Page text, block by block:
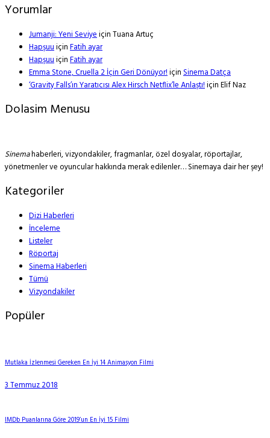
Yorumlar
Jumanji: Yeni SeviyeiçinTuana Artuç
HapşuuiçinFatih ayar
HapşuuiçinFatih ayar
Emma Stone, Cruella 2 İçin Geri Dönüyor!içinSinema Datça
‘Gravity Falls’ın Yaratıcısı Alex Hirsch Netflix’le Anlaştı!içinElif Naz
Dolasim Menusu
Sinemahaberleri, vizyondakiler, fragmanlar, özel dosyalar, röportajlar,
yönetmenler ve oyuncular hakkında merak edilenler… Sinemaya dair her şey!
Kategoriler
Dizi Haberleri
İnceleme
Listeler
Röportaj
Sinema Haberleri
Tümü
Vizyondakiler
Popüler
Mutlaka İzlenmesi Gereken En İyi 14 Animasyon Filmi
3 Temmuz 2018
IMDb Puanlarına Göre 2019’un En İyi 15 Filmi